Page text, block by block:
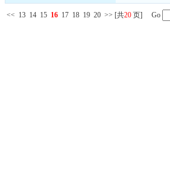
<< 13 14 15 16 17 18 19 20 >> [共20 页] Go